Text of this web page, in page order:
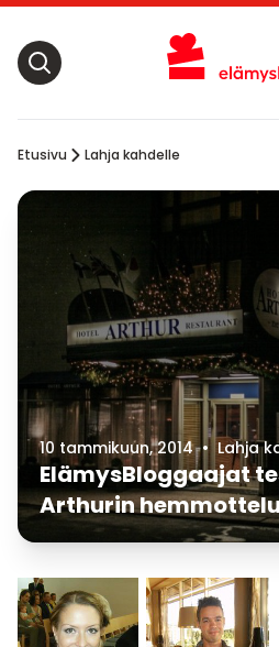
Etusivu Lahja kahdelle
10 tammikuun, 2014 • Lahja
ElämysBloggaajat
Arthurin